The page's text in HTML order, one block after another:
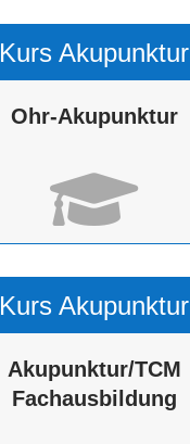
Kurs Akupunktur
Ohr-Akupunktur

Kurs Akupunktur
Akupunktur/TCM
Fachausbildung